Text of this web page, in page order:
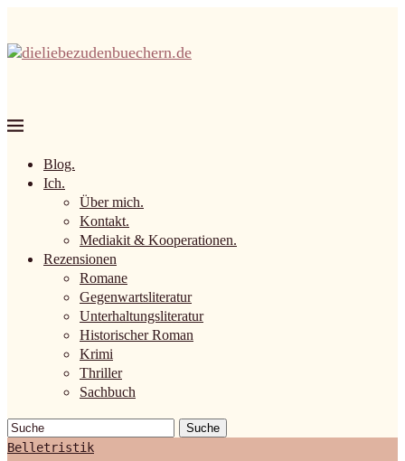
Blog.
Ich.
Über mich.
Kontakt.
Mediakit & Kooperationen.
Rezensionen
Romane
Gegenwartsliteratur
Unterhaltungsliteratur
Historischer Roman
Krimi
Thriller
Sachbuch
Suche
Belletristik